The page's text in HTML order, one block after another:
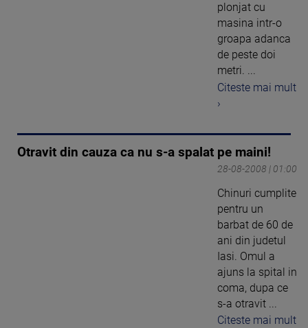
plonjat cu
masina intr-o
groapa adanca
de peste doi
metri. ...
Citeste mai mult
›
Otravit din cauza ca nu s-a spalat pe maini!
28-08-2008 | 01:00
Chinuri cumplite
pentru un
barbat de 60 de
ani din judetul
Iasi. Omul a
ajuns la spital in
coma, dupa ce
s-a otravit ...
Citeste mai mult